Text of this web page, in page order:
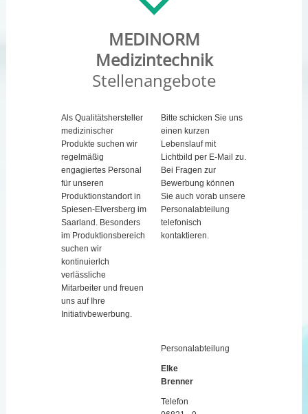
MEDINORM
Medizintechnik
Stellenangebote
Als Qualitätshersteller
medizinischer
Produkte suchen wir
regelmäßig
engagiertes Personal
für unseren
Produktionstandort in
Spiesen-Elversberg im
Saarland. Besonders
im Produktionsbereich
suchen wir
kontinuierlch
verlässliche
Mitarbeiter und freuen
uns auf Ihre
Initiativbewerbung.
Bitte schicken Sie uns
einen kurzen
Lebenslauf mit
Lichtbild per E-Mail zu.
Bei Fragen zur
Bewerbung können
Sie auch vorab unsere
Personalabteilung
telefonisch
kontaktieren.
Personalabteilung
Elke
Brenner
Telefon